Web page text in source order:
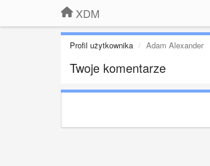
XDM
Profil użytkownika Adam Alexander
Twoje komentarze